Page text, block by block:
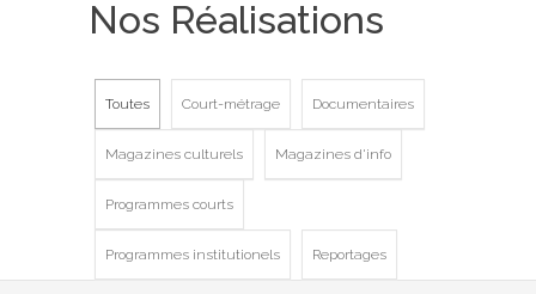
Nos Réalisations
Toutes Court-métrage Documentaires
Magazines culturels Magazines d'info
Programmes courts
Programmes institutionels Reportages